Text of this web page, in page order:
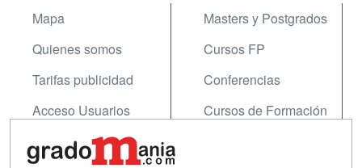
Mapa
Quienes somos
Tarifas publicidad
Acceso Usuarios
Acceso Centros
Masters y Postgrados
Cursos FP
Conferencias
Cursos de Formación